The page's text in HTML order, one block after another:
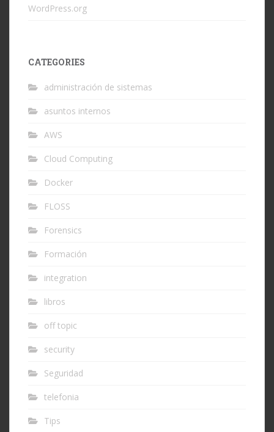
WordPress.org
CATEGORIES
administración de sistemas
asuntos internos
AWS
Cloud Computing
Docker
FLOSS
Forensics
Formación
integration
libros
off topic
security
Seguridad
telefonia
Tips